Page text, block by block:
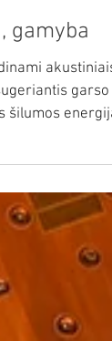
gamyba
akustiniais
garso
energija.